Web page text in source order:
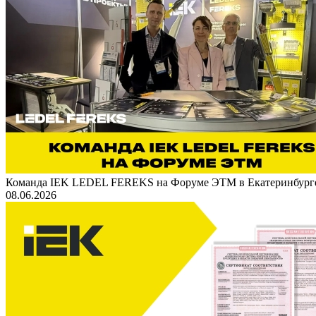
Команда IEK LEDEL FEREKS на Форуме ЭТМ в
08.06.2026